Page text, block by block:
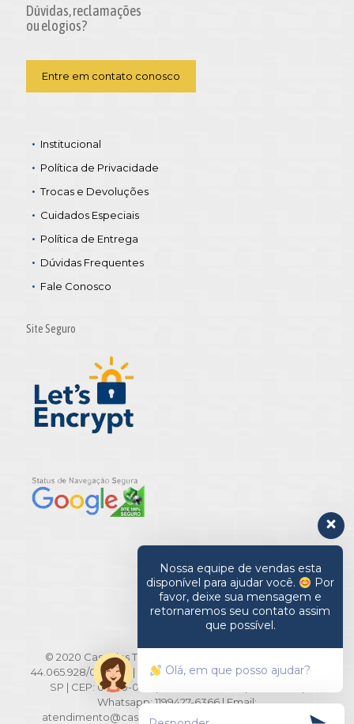
Dúvidas, reclamações
ou elogios?
Entre em contato conosco
Institucional
Política de Privacidade
Trocas e Devoluções
Cuidados Especiais
Política de Entrega
Dúvidas Frequentes
Fale Conosco
Site Seguro
© 2020 Casa das Toalhas. All Rights Reserved | CNPJ:
44.065.928/0001-20 | Rua Barão de Ladário, 516/518 - Brás -
SP | CEP: 03010-000 | TEL: 11-2694-3371 | 2694-3291 |
Whatsapp: 1199427-6366 | Email:
atendimento@casadastoalhas.com.br | *Os preços e
Nossa equipe de vendas esta
disponível para ajudar você.
Por
favor, deixe sua mensagem e
retornaremos seu contato assim
que possível.
Olá, em que posso ajudar?